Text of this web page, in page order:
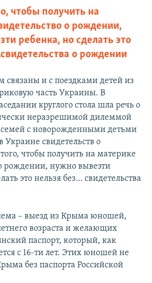
чтобы получить на
о рождении,
ребенка, но сделать это
свидетельства о рождении
связаны и с поездками детей из
часть Украины. В
круглого стола шла речь о
неразрешимой дилеммой
семей с новорожденными детьми
Украине свидетельств о
чтобы получить на материке
рождении, нужно вывезти
это нельзя без… свидетельства
– выезд из Крыма юношей,
возраста и желающих
паспорт, который, как
с 16-ти лет. Этих юношей не
без паспорта Российской